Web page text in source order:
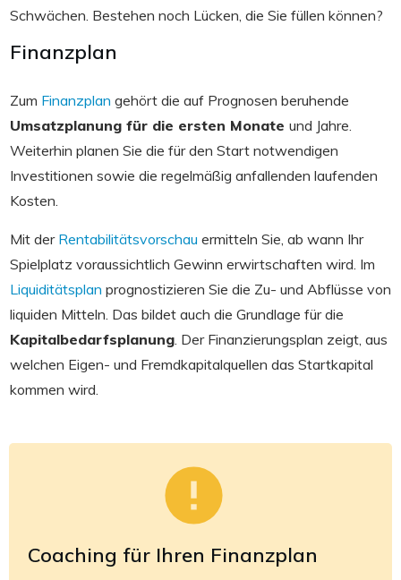
Schwächen. Bestehen noch Lücken, die Sie füllen können?
Finanzplan
Zum Finanzplan gehört die auf Prognosen beruhende
Umsatzplanung für die ersten Monate und Jahre.
Weiterhin planen Sie die für den Start notwendigen
Investitionen sowie die regelmäßig anfallenden laufenden
Kosten.
Mit der Rentabilitätsvorschau ermitteln Sie, ab wann Ihr
Spielplatz voraussichtlich Gewinn erwirtschaften wird. Im
Liquiditätsplan prognostizieren Sie die Zu- und Abflüsse von
liquiden Mitteln. Das bildet auch die Grundlage für die
Kapitalbedarfsplanung . Der Finanzierungsplan zeigt, aus
welchen Eigen- und Fremdkapitalquellen das Startkapital
kommen wird.
Coaching für Ihren Finanzplan